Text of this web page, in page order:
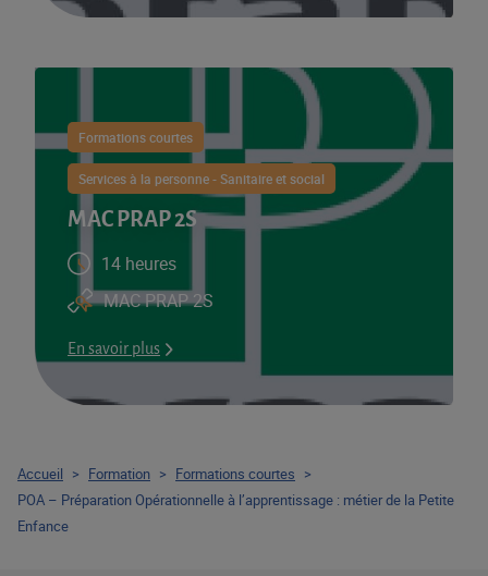
Formations courtes
Services à la personne - Sanitaire et social
MAC PRAP 2S
14 heures
MAC PRAP 2S
En savoir plus
Accueil > Formation > Formations courtes >
POA – Préparation Opérationnelle à l’apprentissage : métier de la Petite
Enfance